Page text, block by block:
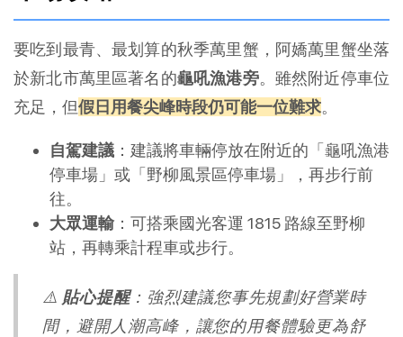
要吃到最青、最划算的秋季萬里蟹，阿嬌萬里蟹坐落
於新北市萬里區著名的龜吼漁港旁。雖然附近停車位
充足，但假日用餐尖峰時段仍可能一位難求。
自駕建議 ：建議將車輛停放在附近的「龜吼漁港
停車場」或「野柳風景區停車場」，再步行前
往。
大眾運輸：可搭乘國光客運 1815 路線至野柳
站，再轉乘計程車或步行。
⚠️ 貼心提醒：強烈建議您事先規劃好營業時
間，避開人潮高峰，讓您的用餐體驗更為舒